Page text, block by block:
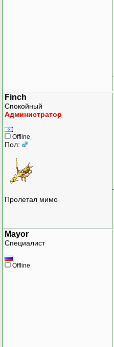
Finch
Спокойный
Администратор
Offline
Пол:
Пролетал мимо
Mayor
Специалист
Offline